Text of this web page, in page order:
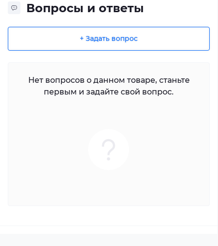
Вопросы и ответы
+ Задать вопрос
Нет вопросов о данном товаре, станьте
первым и задайте свой вопрос.